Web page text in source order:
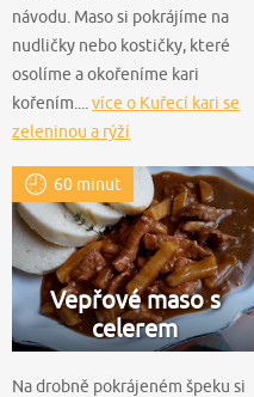
návodu. Maso si pokrájíme na
nudličky nebo kostičky, které
osolíme a okořeníme kari
kořením....více o Kuřecí kari se
zeleninou a rýží
60 minut
Vepřové maso s
celerem
Na drobně pokrájeném špeku si